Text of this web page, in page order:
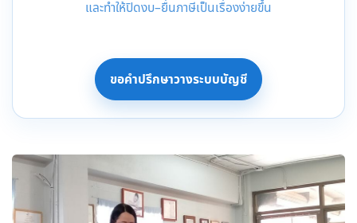
และทำให้ปิดงบ–ยื่นภาษีเป็นเรื่องง่ายขึ้น
ขอคำปรึกษาวางระบบบัญชี